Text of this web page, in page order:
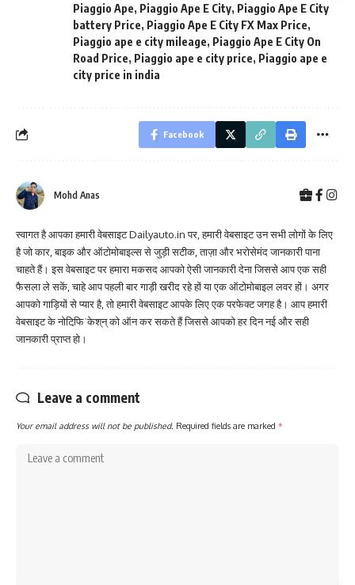
Piaggio Ape, Piaggio Ape E City, Piaggio Ape E City
battery Price, Piaggio Ape E City FX Max Price,
Piaggio ape e city mileage, Piaggio Ape E City On
Road Price, Piaggio ape e city price, Piaggio ape e
city price in india
Facebook
Mohd Anas
स्वागत है आपका हमारी वेबसाइट Dailyauto.in पर, हमारी वेबसाइट उन सभी लोगों के लिए
है जो कार, बाइक और ऑटोमोबाइल्स से जुड़ी सटीक, ताज़ा और भरोसेमंद जानकारी पाना
चाहते हैं। इस वेबसाइट पर हमारा मकसद आपको ऐसी जानकारी देना जिससे आप एक सही
फैसला ले सकें, चाहे आप पहली बार गाड़ी खरीद रहे हों या एक ऑटोमोबाइल लवर हों। अगर
आपको गाड़ियों से प्यार है, तो हमारी वेबसाइट आपके लिए एक परफेक्ट जगह है। आप हमारी
वेबसाइट के नोटिफि़ˈकेश्‌न्‌ को ऑन कर सकते हैं जिससे आपको हर दिन नई और सही
जानकारी प्राप्त हो।
Leave a comment
Your email address will not be published. Required fields are marked *